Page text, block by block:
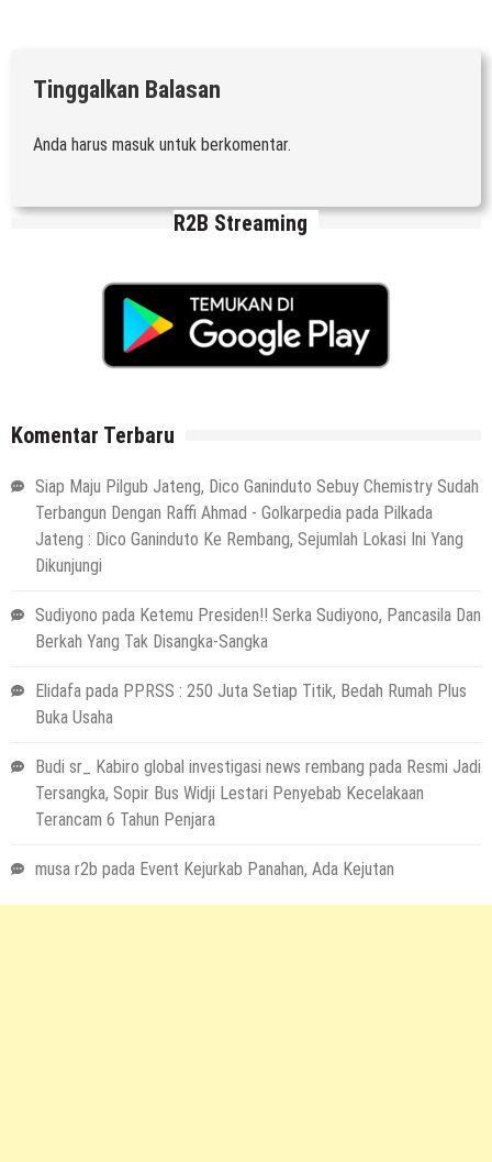
Tinggalkan Balasan
Anda harus masuk untuk berkomentar.
R2B Streaming
Komentar Terbaru
Siap Maju Pilgub Jateng, Dico Ganinduto Sebuy Chemistry Sudah
Terbangun Dengan Raffi Ahmad - Golkarpedia pada Pilkada
Jateng : Dico Ganinduto Ke Rembang, Sejumlah Lokasi Ini Yang
Dikunjungi
Sudiyono pada Ketemu Presiden!! Serka Sudiyono, Pancasila Dan
Berkah Yang Tak Disangka-Sangka
Elidafa pada PPRSS : 250 Juta Setiap Titik, Bedah Rumah Plus
Buka Usaha
Budi sr_ Kabiro global investigasi news rembang pada Resmi Jadi
Tersangka, Sopir Bus Widji Lestari Penyebab Kecelakaan
Terancam 6 Tahun Penjara
musa r2b pada Event Kejurkab Panahan, Ada Kejutan